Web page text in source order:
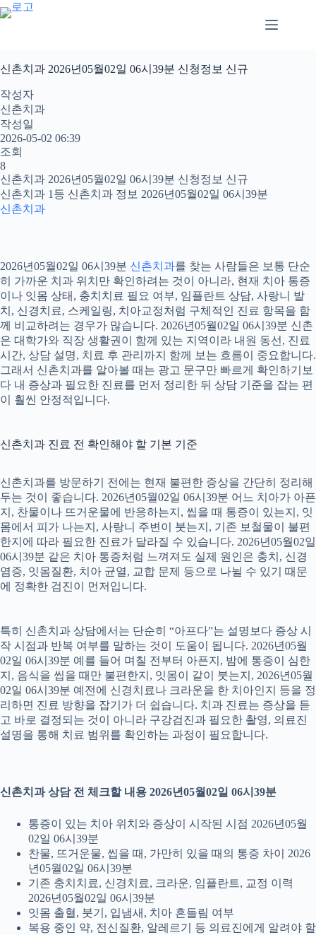
신촌치과 2026년05월02일 06시39분 신청정보 신규
작성자
신촌치과
작성일
2026-05-02 06:39
조회
8
신촌치과 2026년05월02일 06시39분 신청정보 신규
신촌치과 1등 신촌치과 정보 2026년05월02일 06시39분
신촌치과
2026년05월02일 06시39분 신촌치과를 찾는 사람들은 보통 단순
히 가까운 치과 위치만 확인하려는 것이 아니라, 현재 치아 통증
이나 잇몸 상태, 충치치료 필요 여부, 임플란트 상담, 사랑니 발
치, 신경치료, 스케일링, 치아교정처럼 구체적인 진료 항목을 함
께 비교하려는 경우가 많습니다. 2026년05월02일 06시39분 신촌
은 대학가와 직장 생활권이 함께 있는 지역이라 내원 동선, 진료
시간, 상담 설명, 치료 후 관리까지 함께 보는 흐름이 중요합니다.
그래서 신촌치과를 알아볼 때는 광고 문구만 빠르게 확인하기보
다 내 증상과 필요한 진료를 먼저 정리한 뒤 상담 기준을 잡는 편
이 훨씬 안정적입니다.
신촌치과 진료 전 확인해야 할 기본 기준
신촌치과를 방문하기 전에는 현재 불편한 증상을 간단히 정리해
두는 것이 좋습니다. 2026년05월02일 06시39분 어느 치아가 아픈
지, 찬물이나 뜨거운물에 반응하는지, 씹을 때 통증이 있는지, 잇
몸에서 피가 나는지, 사랑니 주변이 붓는지, 기존 보철물이 불편
한지에 따라 필요한 진료가 달라질 수 있습니다. 2026년05월02일
06시39분 같은 치아 통증처럼 느껴져도 실제 원인은 충치, 신경
염증, 잇몸질환, 치아 균열, 교합 문제 등으로 나뉠 수 있기 때문
에 정확한 검진이 먼저입니다.
특히 신촌치과 상담에서는 단순히 “아프다”는 설명보다 증상 시
작 시점과 반복 여부를 말하는 것이 도움이 됩니다. 2026년05월
02일 06시39분 예를 들어 며칠 전부터 아픈지, 밤에 통증이 심한
지, 음식을 씹을 때만 불편한지, 잇몸이 같이 붓는지, 2026년05월
02일 06시39분 예전에 신경치료나 크라운을 한 치아인지 등을 정
리하면 진료 방향을 잡기가 더 쉽습니다. 치과 진료는 증상을 듣
고 바로 결정되는 것이 아니라 구강검진과 필요한 촬영, 의료진
설명을 통해 치료 범위를 확인하는 과정이 필요합니다.
신촌치과 상담 전 체크할 내용 2026년05월02일 06시39분
통증이 있는 치아 위치와 증상이 시작된 시점 2026년05월
02일 06시39분
찬물, 뜨거운물, 씹을 때, 가만히 있을 때의 통증 차이 2026
년05월02일 06시39분
기존 충치치료, 신경치료, 크라운, 임플란트, 교정 이력
2026년05월02일 06시39분
잇몸 출혈, 붓기, 입냄새, 치아 흔들림 여부
복용 중인 약, 전신질환, 알레르기 등 의료진에게 알려야 할